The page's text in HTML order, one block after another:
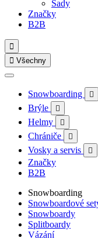
Sady
Značky
B2B

 Všechny
Snowboarding 
Brýle 
Helmy 
Chrániče 
Vosky a servis 
Značky
B2B
Snowboarding
Snowboardové
Snowboardy
Splitboardy
Vázání